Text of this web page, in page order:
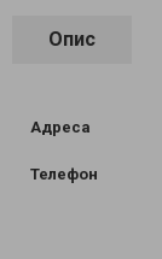
Опис
Адреса
Телефон